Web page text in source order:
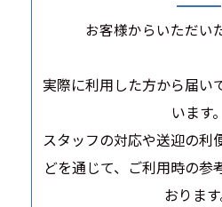
お客様からいただい
実際に利用した方から届い
います。
スタッフの対応や送迎の利
どを通じて、ご利用時の参
おります